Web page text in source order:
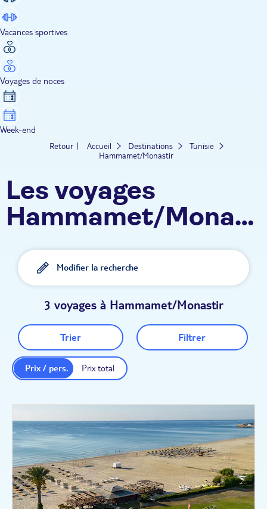
Vacances sportives
Voyages de noces
Week-end
Retour Accueil Destinations
Tunisie
Hammamet/Monastir
Les voyages
Hammamet/
les mieux notés
Modifier la recherche
3 voyages à Hammamet/Monastir
Trier Filtrer
Prix total
Prix / pers.